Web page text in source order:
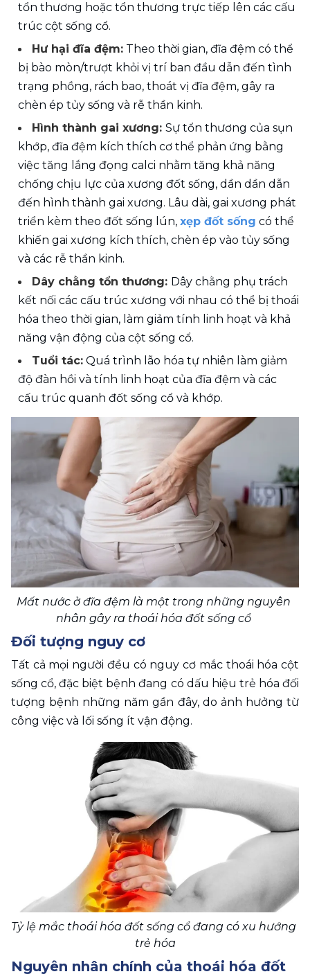
tổn thương hoặc tổn thương trực tiếp lên các cấu
trúc cột sống cổ.
Hư hại đĩa đệm: Theo thời gian, đĩa đệm có thể
bị bào mòn/trượt khỏi vị trí ban đầu dẫn đến tình
trạng phồng, rách bao, thoát vị đĩa đệm, gây ra
chèn ép tủy sống và rễ thần kinh.
Hình thành gai xương: Sự tổn thương của sụn
khớp, đĩa đệm kích thích cơ thể phản ứng bằng
việc tăng lắng đọng calci nhằm tăng khả năng
chống chịu lực của xương đốt sống, dần dần dẫn
đến hình thành gai xương. Lâu dài, gai xương phát
triển kèm theo đốt sống lún, xẹp đốt sống có thể
khiến gai xương kích thích, chèn ép vào tủy sống
và các rễ thần kinh.
Dây chằng tổn thương: Dây chằng phụ trách
kết nối các cấu trúc xương với nhau có thể bị thoái
hóa theo thời gian, làm giảm tính linh hoạt và khả
năng vận động của cột sống cổ.
Tuổi tác: Quá trình lão hóa tự nhiên làm giảm
độ đàn hồi và tính linh hoạt của đĩa đệm và các
cấu trúc quanh đốt sống cổ và khớp.
Mất nước ở đĩa đệm là một trong những nguyên
nhân gây ra thoái hóa đốt sống cổ
Đối tượng nguy cơ
Tất cả mọi người đều có nguy cơ mắc thoái hóa cột
sống cổ, đặc biệt bệnh đang có dấu hiệu trẻ hóa đối
tượng bệnh những năm gần đây, do ảnh hưởng từ
công việc và lối sống ít vận động.
Tỷ lệ mắc thoái hóa đốt sống cổ đang có xu hướng
trẻ hóa
Nguyên nhân chính của thoái hóa đốt